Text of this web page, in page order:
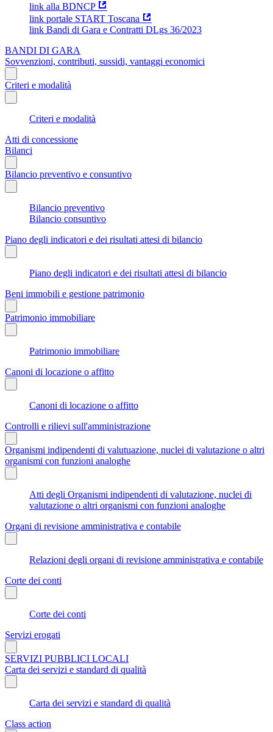
link alla BDNCP
link portale START Toscana
link Bandi di Gara e Contratti DLgs 36/2023
BANDI DI GARA
Sovvenzioni, contributi, sussidi, vantaggi economici
Criteri e modalità
Criteri e modalità
Atti di concessione
Bilanci
Bilancio preventivo e consuntivo
Bilancio preventivo
Bilancio consuntivo
Piano degli indicatori e dei risultati attesi di bilancio
Piano degli indicatori e dei risultati attesi di bilancio
Beni immobili e gestione patrimonio
Patrimonio immobiliare
Patrimonio immobiliare
Canoni di locazione o affitto
Canoni di locazione o affitto
Controlli e rilievi sull'amministrazione
Organismi indipendenti di valutuazione, nuclei di valutazione o altri
organismi con funzioni analoghe
Atti degli Organismi indipendenti di valutazione, nuclei di
valutazione o altri organismi con funzioni analoghe
Organi di revisione amministrativa e contabile
Relazioni degli organi di revisione amministrativa e contabile
Corte dei conti
Corte dei conti
Servizi erogati
SERVIZI PUBBLICI LOCALI
Carta dei servizi e standard di qualità
Carta dei servizi e standard di qualità
Class action